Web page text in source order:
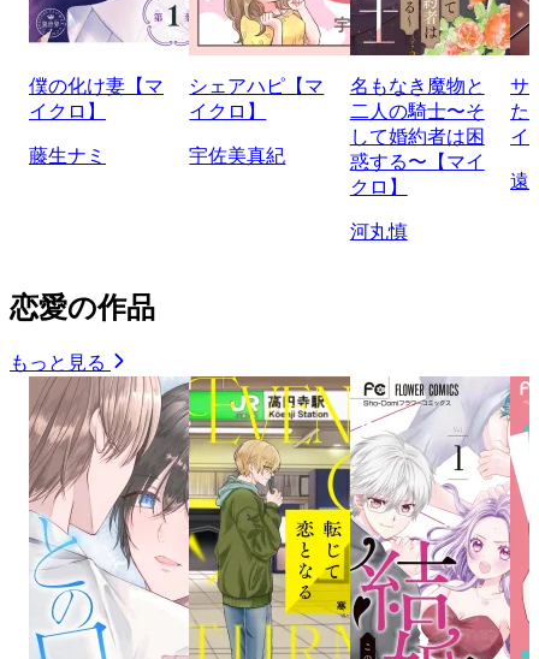
僕の化け妻【マ
イクロ】
藤生ナミ
シェアハピ【マ
イクロ】
宇佐美真紀
名もなき魔物と
二人の騎士〜そ
して婚約者は困
惑する〜【マイ
クロ】
河丸慎
サ
た
イ
遠
恋愛の作品
もっと見る